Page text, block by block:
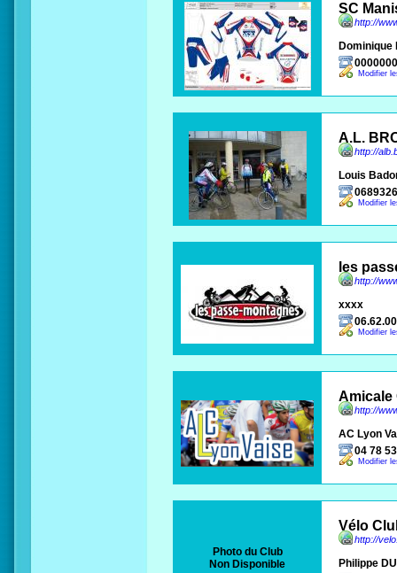
SC
http://
Dominique
Modifier
A.L.
http://
Louis
Modifier
les
http://
xxxx
Modifier
Amicale
http://
AC Lyon
04 78
Modifier
Photo du Club
Non Disponible
Vélo
http://
Philippe